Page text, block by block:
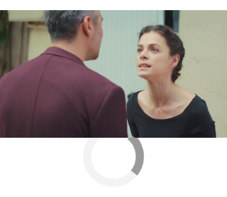
Más sobre este tema:
Sarp Çeşmeli Doruk Çeşmeli